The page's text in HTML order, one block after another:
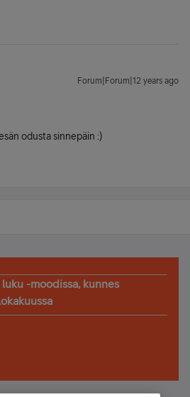
Forum|Forum|12 years ago
odusta sinnepäin :)
-moodissa, kunnes